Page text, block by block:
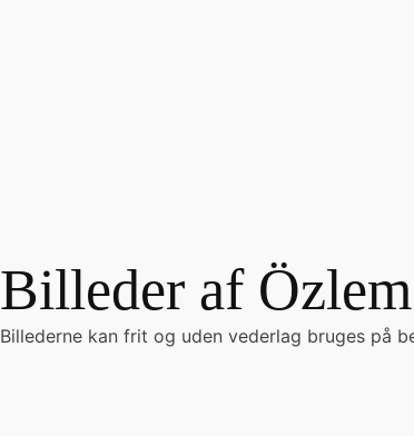
Billeder af
Billederne kan frit og uden vederlag bruges på